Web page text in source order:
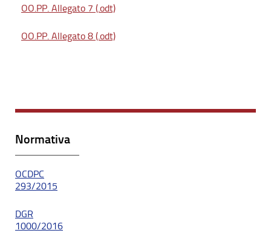
OO.PP. Allegato 7 (.odt)
OO.PP. Allegato 8 (.odt)
Normativa
OCDPC
293/2015
DGR
1000/2016